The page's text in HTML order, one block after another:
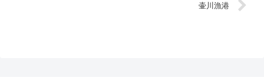
壷川漁港